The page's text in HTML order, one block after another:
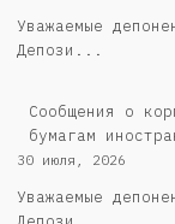
Уважаемые
Депози...
Сообщения о
бумагам
30 июля, 2026
Уважаемые